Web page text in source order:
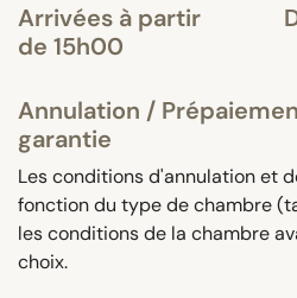
Arrivées à partir
de 15h00
Annulation /
garantie
Les conditions d'annulation et
fonction du type de chambre
les conditions de la chambre
choix.